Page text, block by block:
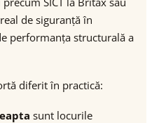
de siguranță în
performanța structurală a
diferit în practică:
sunt locurile